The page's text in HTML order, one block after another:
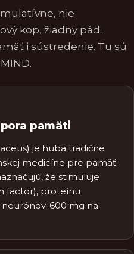
nie
kop, žiadny pád.
i sústredenie. Tu sú
pamäti
je huba tradične
medicíne pre pamäť
že stimuluje
factor), proteínu
600 mg na